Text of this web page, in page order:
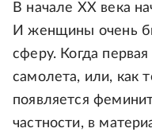
В начале XX века
И женщины очень
сферу. Когда
самолета, или, как
появляется
частности, в